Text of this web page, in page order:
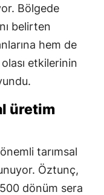
Bölgede
belirten
hem de
etkilerinin
üretim
tarımsal
Öztunç,
dönüm sera